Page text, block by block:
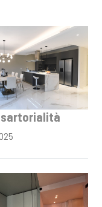
sartorialità